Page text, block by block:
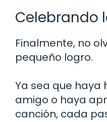
Celebrando
Finalmente, no
pequeño logro.
Ya sea que haya
amigo o haya
canción, cada